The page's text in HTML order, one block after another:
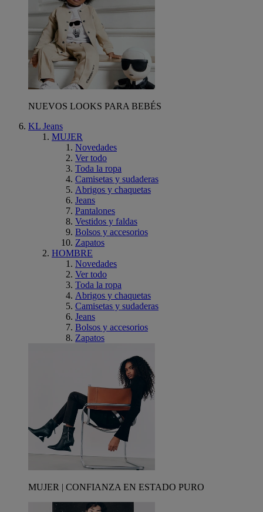
NUEVOS LOOKS PARA BEBÉS
KL Jeans
MUJER
Novedades
Ver todo
Toda la ropa
Camisetas y sudaderas
Abrigos y chaquetas
Jeans
Pantalones
Vestidos y faldas
Bolsos y accesorios
Zapatos
HOMBRE
Novedades
Ver todo
Toda la ropa
Abrigos y chaquetas
Camisetas y sudaderas
Jeans
Bolsos y accesorios
Zapatos
MUJER | CONFIANZA EN ESTADO PURO